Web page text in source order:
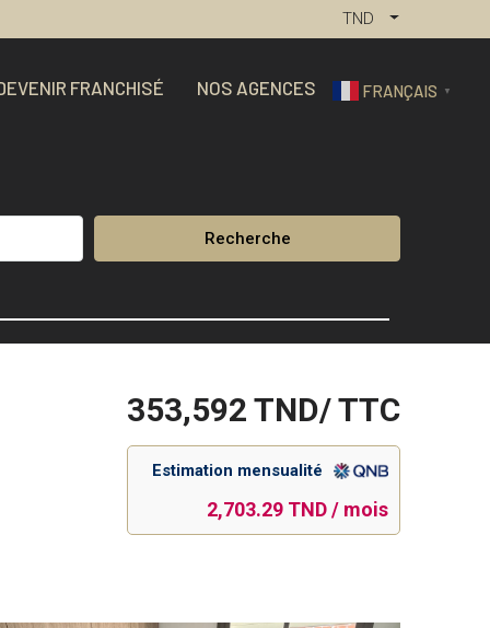
TND
FRANCHISÉ NOS AGENCES FRANÇAIS ▼
Recherche
353,592 TND/ TTC
Estimation mensualité
2,703.29 TND / mois